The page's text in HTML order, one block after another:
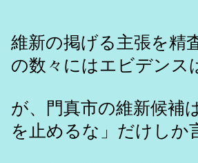
維新の掲げる主張を精
の数々にはエビデンス
が、門真市の維新候補
を止めるな」だけしか